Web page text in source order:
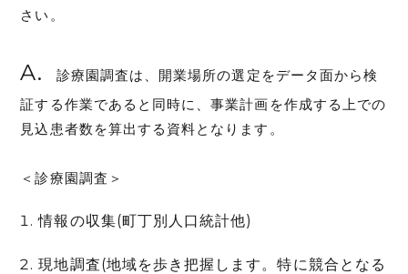
さい。
A.
診療園調査は、開業場所の選定をデータ面から検
証する作業であると同時に、事業計画を作成する上での
見込患者数を算出する資料となります。
＜診療園調査＞
情報の収集(町丁別人口統計他)
現地調査(地域を歩き把握します。特に競合となる